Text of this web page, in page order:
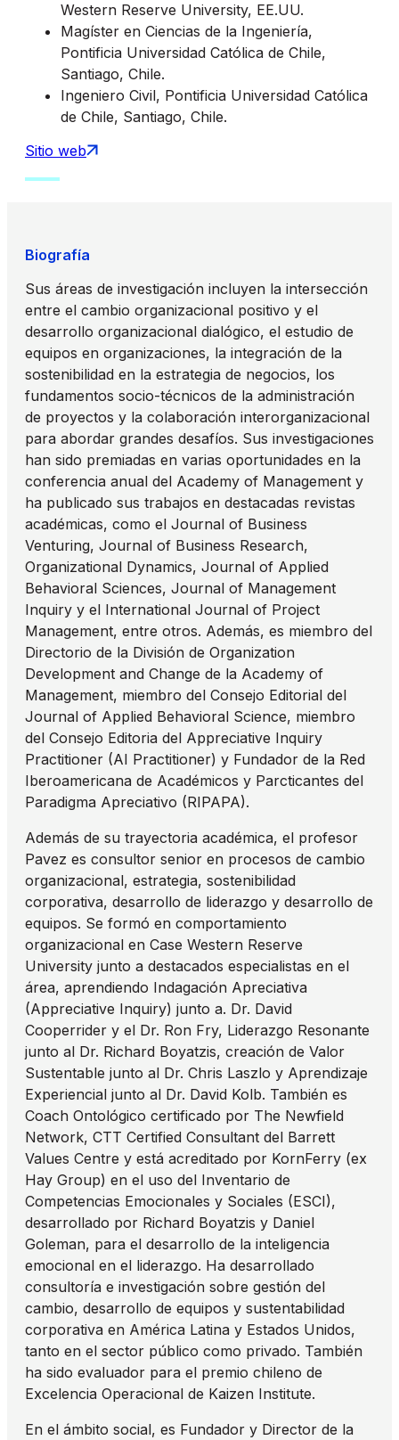
Western Reserve University, EE.UU.
Magíster en Ciencias de la Ingeniería,
Pontificia Universidad Católica de Chile,
Santiago, Chile.
Ingeniero Civil, Pontificia Universidad Católica
de Chile, Santiago, Chile.
Sitio web
Biografía
Sus áreas de investigación incluyen la intersección
entre el cambio organizacional positivo y el
desarrollo organizacional dialógico, el estudio de
equipos en organizaciones, la integración de la
sostenibilidad en la estrategia de negocios, los
fundamentos socio-técnicos de la administración
de proyectos y la colaboración interorganizacional
para abordar grandes desafíos. Sus investigaciones
han sido premiadas en varias oportunidades en la
conferencia anual del Academy of Management y
ha publicado sus trabajos en destacadas revistas
académicas, como el Journal of Business
Venturing, Journal of Business Research,
Organizational Dynamics, Journal of Applied
Behavioral Sciences, Journal of Management
Inquiry y el International Journal of Project
Management, entre otros. Además, es miembro del
Directorio de la División de Organization
Development and Change de la Academy of
Management, miembro del Consejo Editorial del
Journal of Applied Behavioral Science, miembro
del Consejo Editoria del Appreciative Inquiry
Practitioner (AI Practitioner) y Fundador de la Red
Iberoamericana de Académicos y Parcticantes del
Paradigma Apreciativo (RIPAPA).
Además de su trayectoria académica, el profesor
Pavez es consultor senior en procesos de cambio
organizacional, estrategia, sostenibilidad
corporativa, desarrollo de liderazgo y desarrollo de
equipos. Se formó en comportamiento
organizacional en Case Western Reserve
University junto a destacados especialistas en el
área, aprendiendo Indagación Apreciativa
(Appreciative Inquiry) junto a. Dr. David
Cooperrider y el Dr. Ron Fry, Liderazgo Resonante
junto al Dr. Richard Boyatzis, creación de Valor
Sustentable junto al Dr. Chris Laszlo y Aprendizaje
Experiencial junto al Dr. David Kolb. También es
Coach Ontológico certificado por The Newfield
Network, CTT Certified Consultant del Barrett
Values Centre y está acreditado por KornFerry (ex
Hay Group) en el uso del Inventario de
Competencias Emocionales y Sociales (ESCI),
desarrollado por Richard Boyatzis y Daniel
Goleman, para el desarrollo de la inteligencia
emocional en el liderazgo. Ha desarrollado
consultoría e investigación sobre gestión del
cambio, desarrollo de equipos y sustentabilidad
corporativa en América Latina y Estados Unidos,
tanto en el sector público como privado. También
ha sido evaluador para el premio chileno de
Excelencia Operacional de Kaizen Institute.
En el ámbito social, es Fundador y Director de la